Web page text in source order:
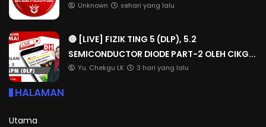
Unknown sehari yang lalu
🔴 [LIVE] FIZIK TING 5 (DLP), 5.2
SEMICONDUCTOR DIODE PART-2 OLEH CIKG...
Yu. Chekgu LK 3 hari yang lalu
HALAMAN
Utama